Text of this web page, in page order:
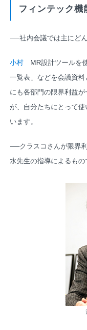
フィンテック
──社内会議では主にど
小村 MR設計ツールを
一覧表」などを会議資料
にも各部門の限界利益
が、自分たちにとって
います。
──クラスコさんが限界
水先生の指導によるもの